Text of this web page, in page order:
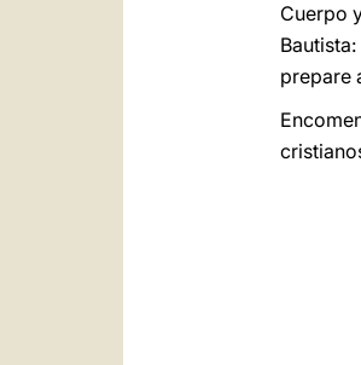
Cuerpo
prepare